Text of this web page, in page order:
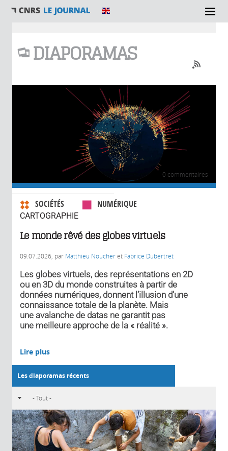
DIAPORAMAS
SOCIÉTÉS NUMÉRIQUE
CARTOGRAPHIE
0 commentaires
Le monde rêvé des globes virtuels
09.07.2026 , par Matthieu Noucheret Fabrice Dubertret
Les globes virtuels, des représentations en 2D
ou en 3D du monde construites à partir de
données numériques, donnent l’illusion d’une
connaissance totale de la planète. Mais
une avalanche de datas ne garantit pas
une meilleure approche de la « réalité ».
Lire plus
Les diaporamas récents